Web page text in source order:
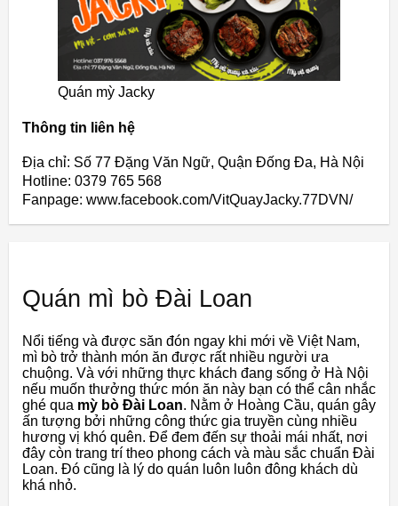
Quán mỳ Jacky
Thông tin liên hệ
Địa chỉ: Số 77 Đặng Văn Ngữ, Quận Đống Đa, Hà Nội
Hotline: 0379 765 568
Fanpage: www.facebook.com/VitQuayJacky.77DVN/
Quán mì bò Đài Loan
Nổi tiếng và được săn đón ngay khi mới về Việt Nam,
mì bò trở thành món ăn được rất nhiều người ưa
chuộng. Và với những thực khách đang sống ở Hà Nội
nếu muốn thưởng thức món ăn này bạn có thể cân nhắc
ghé qua mỳ bò Đài Loan. Nằm ở Hoàng Cầu, quán gây
ấn tượng bởi những công thức gia truyền cùng nhiều
hương vị khó quên. Để đem đến sự thoải mái nhất, nơi
đây còn trang trí theo phong cách và màu sắc chuẩn Đài
Loan. Đó cũng là lý do quán luôn luôn đông khách dù
khá nhỏ.